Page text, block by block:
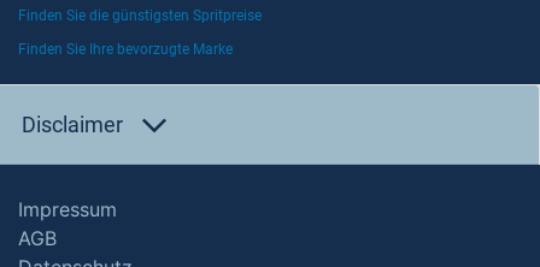
Finden Sie die günstigsten Spritpreise
Finden Sie Ihre bevorzugte Marke
Disclaimer
Impressum
AGB